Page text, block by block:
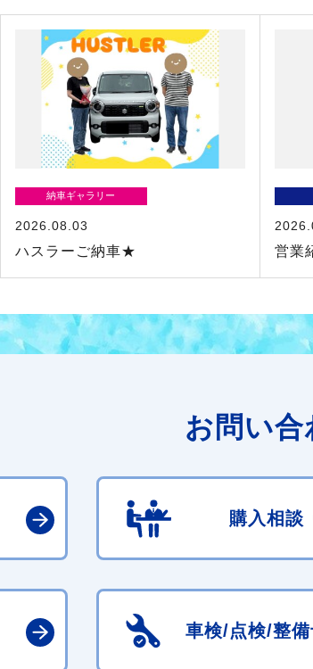
納車ギャラリー
2026.08.03
ハスラーご納車★ 営業
お問い合
購入相談
車検/点検/整